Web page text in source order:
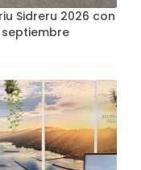
Sidreru 2026 con